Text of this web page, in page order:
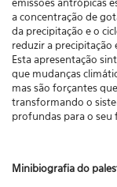
a concentração de
da precipitação e o
reduzir a precipitação
Esta apresentação
que mudanças
mas são forçantes
transformando o
profundas para o seu
Minibiografia do